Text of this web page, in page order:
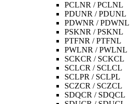
PCLNR / PCLNL
PDUNR / PDUNL
PDWNR / PDWNL
PSKNR / PSKNL
PTFNR / PTFNL
PWLNR / PWLNL
SCKCR / SCKCL
SCLCR / SCLCL
SCLPR / SCLPL
SCZCR / SCZCL
SDQCR / SDQCL